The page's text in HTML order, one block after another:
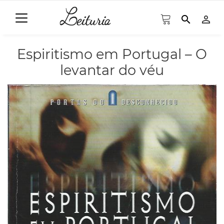
search person_outline
Espiritismo em Portugal – O
levantar do véu